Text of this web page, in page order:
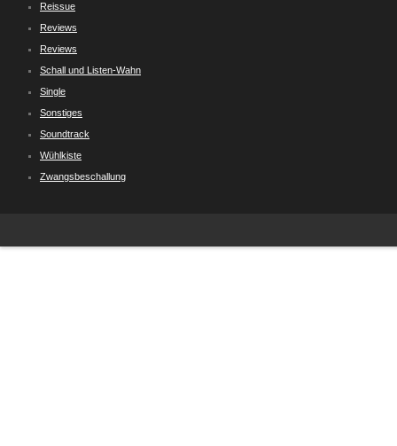
Reissue
Reviews
Reviews
Schall und Listen-Wahn
Single
Sonstiges
Soundtrack
Wühlkiste
Zwangsbeschallung